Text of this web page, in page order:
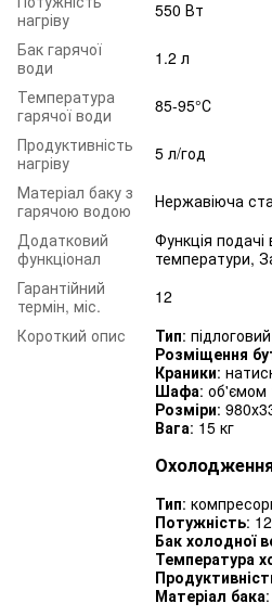
нагріву
550 Вт
Бак гарячої
води
1.2 л
Температура
гарячої води
85-95°С
Продуктивність
нагріву
5 л/год
Матеріал баку з
гарячою водою
Нержавіюча
Додатковий
функціонал
Функція подачі
температури,
Гарантійний
термін, міс.
12
Короткий опис
Тип: підлоговий
Розміщення
Краники:
Шафа: об'ємом
Розміри:
Вага: 15 кг
Тип:
Потужність:
Бак холодної
Температура
Матеріал бака